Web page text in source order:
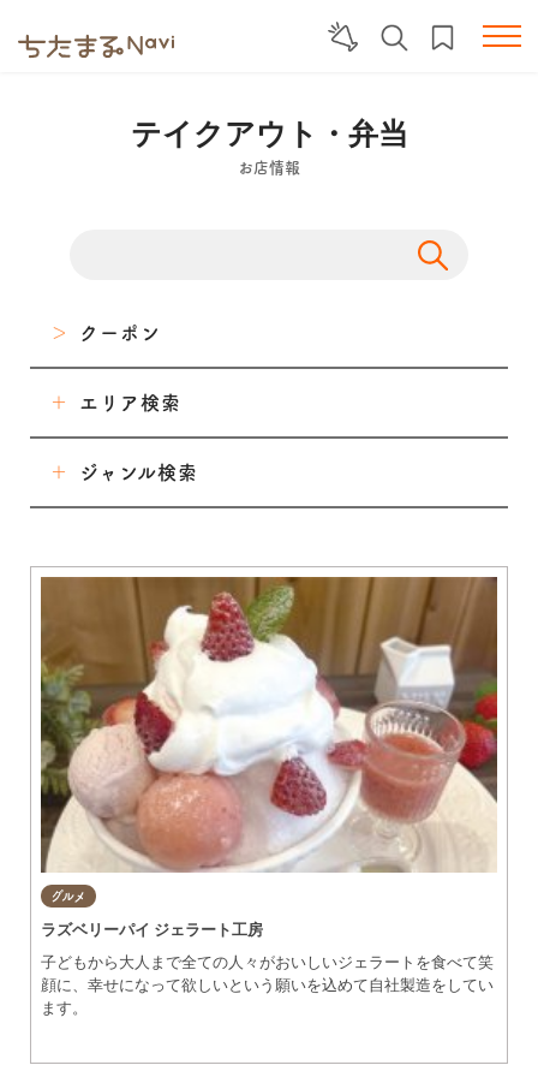
テイクアウト・弁当
お店情報
クーポン
エリア検索
東海市
大府市
常滑市
半田市
武豊町
美浜町
南知多町
ジャンル検索
美容・健康
ショップ
住まい・暮らし
習い事・趣味
宿泊
観光・自然
グルメ
ラズベリーパイ ジェラート工房
子どもから大人まで全ての人々がおいしいジェラートを食べて笑
顔に、幸せになって欲しいという願いを込めて自社製造をしてい
ます。